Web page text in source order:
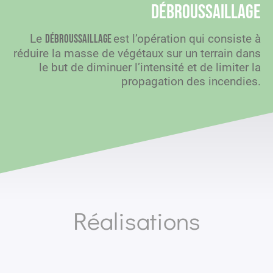
Le débroussaillageest l’opération qui consiste à
réduire la masse de végétaux sur un terrain dans
le but de diminuer l’intensité et de limiter la
propagation des incendies.
Débroussaillage
Réalisations